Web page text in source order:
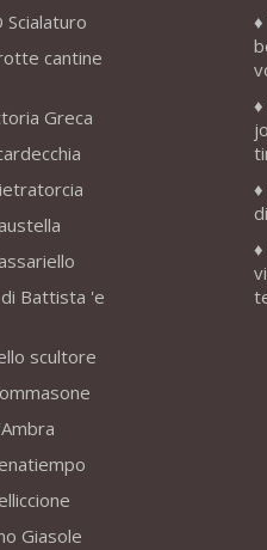
Scialaturo
cantine
Greca
di Battista 'e
scultore
Giasole